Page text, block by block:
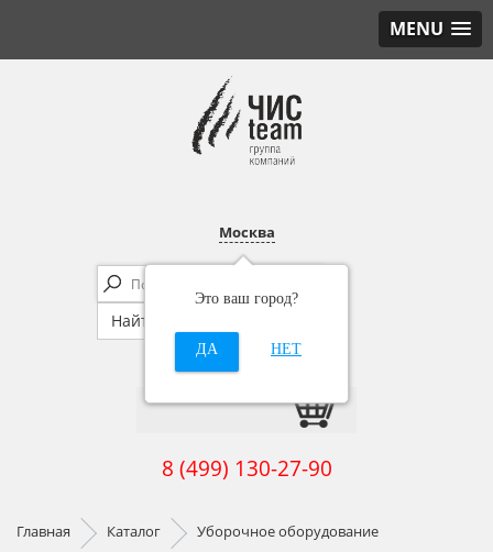
MENU
Москва
Это ваш город?
ДА НЕТ
8 (499) 130-27-90
Главная Каталог Уборочное оборудование